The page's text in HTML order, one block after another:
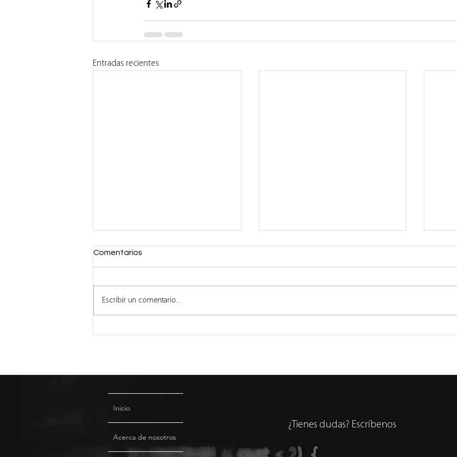
Entradas recientes
Comentarios
Escribir un comentario...
Inicio
Acerca de nosotros
¿Tienes dudas? Escríbenos